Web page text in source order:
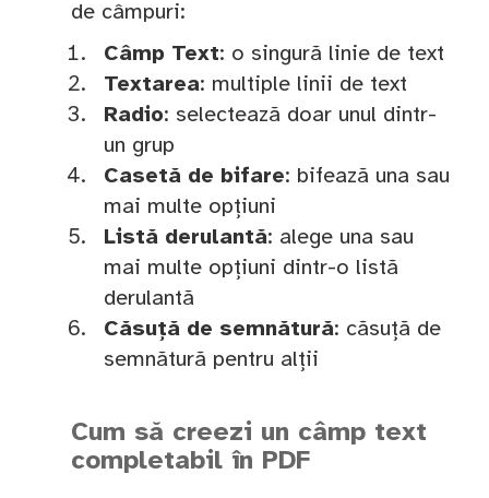
de câmpuri:
Câmp Text: o singură linie de text
Textarea: multiple linii de text
Radio: selectează doar unul dintr-
un grup
Casetă de bifare: bifează una sau
mai multe opțiuni
Listă derulantă: alege una sau
mai multe opțiuni dintr-o listă
derulantă
Căsuță de semnătură: căsuță de
semnătură pentru alții
Cum să creezi un câmp text
completabil în PDF